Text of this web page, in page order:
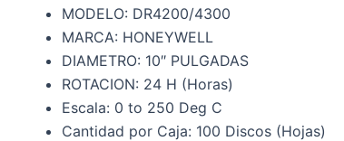
MODELO: DR4200/4300
MARCA: HONEYWELL
DIAMETRO: 10″ PULGADAS
ROTACION: 24 H (Horas)
Escala: 0 to 250 Deg C
Cantidad por Caja: 100 Discos (Hojas)